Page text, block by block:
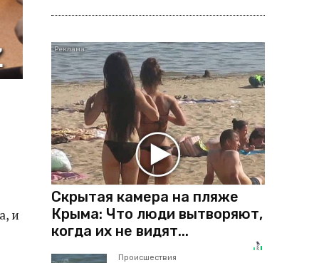
и
Скрытая камера на пляже
Крыма: Что люди вытворяют,
когда их не видят...
Происшествия